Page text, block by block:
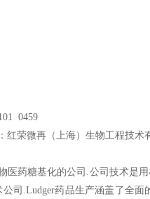
0459
红荣微再（上海）生物工程技术
医药糖基化的公司.公司技术是
司.Ludger药品生产涵盖了全